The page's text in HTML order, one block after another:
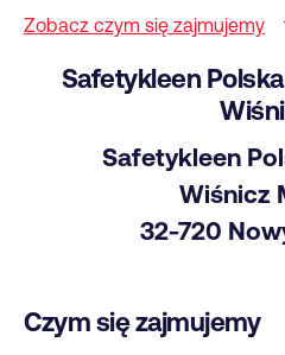
Zobacz czym się zajmujemy
Safetykleen
Safetykleen
Wiśnicz
32-720
Czym się zajmujemy